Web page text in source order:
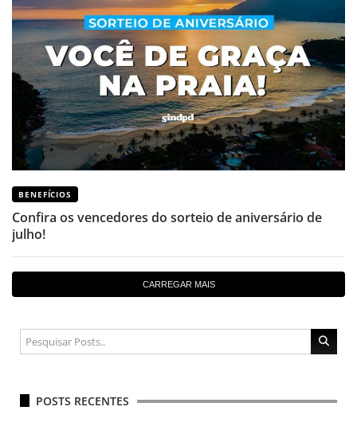
BENEFÍCIOS
Confira os vencedores do sorteio de aniversário de
julho!
CARREGAR MAIS
POSTS RECENTES